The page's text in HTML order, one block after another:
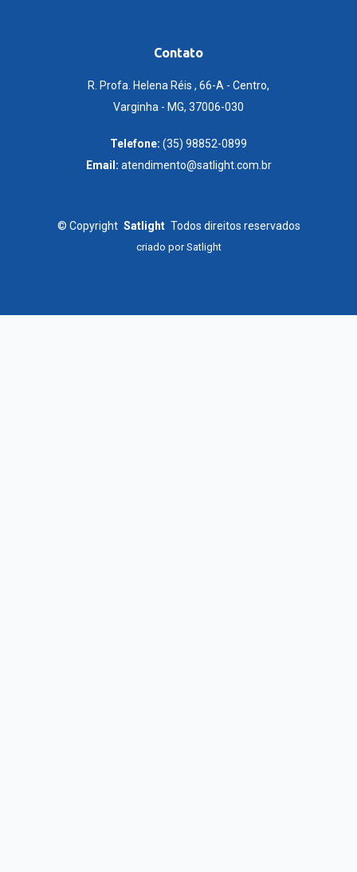
Contato
R. Profa. Helena Réis , 66-A - Centro,
Varginha - MG, 37006-030
Telefone: (35) 98852-0899
Email: atendimento@satlight.com.br
© Copyright Satlight Todos direitos reservados
criado porSatlight